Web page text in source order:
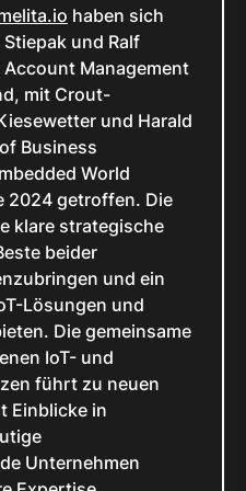
haben sich
und Ralf
Management
mit Crout-
und Harald
Business
World
2024 getroffen. Die
klare strategische
beider
und ein
Lösungen und
Die gemeinsame
IoT- und
führt zu neuen
Einblicke in
Unternehmen